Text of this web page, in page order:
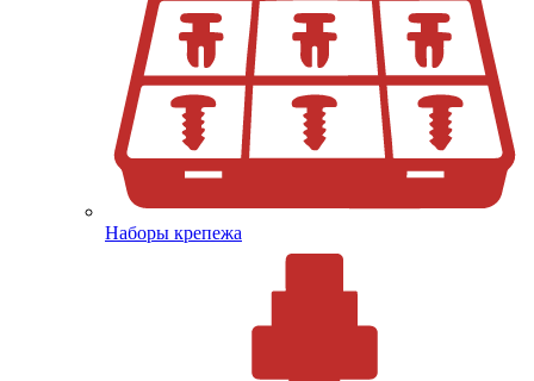
Наборы крепежа